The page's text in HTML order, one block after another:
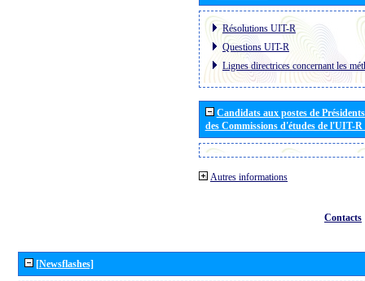
Résolutions UIT-R
Questions UIT-R
Lignes directrices concernant les
Candidats aux postes de
des Commissions d'études de l'UIT-
Autres informations
Contacts
[Newsflashes]